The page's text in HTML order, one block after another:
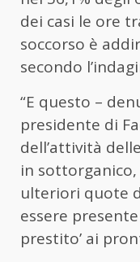
dei casi le ore
soccorso è
secondo
“E questo –
presidente di
dell’attività
in
ulteriori quote
essere
prestito’ ai